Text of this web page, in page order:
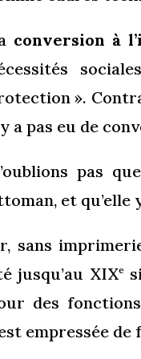
conversion à
».
a pas eu de
pas
et qu’elle
sans
jusqu’au XIXe
des
empressée